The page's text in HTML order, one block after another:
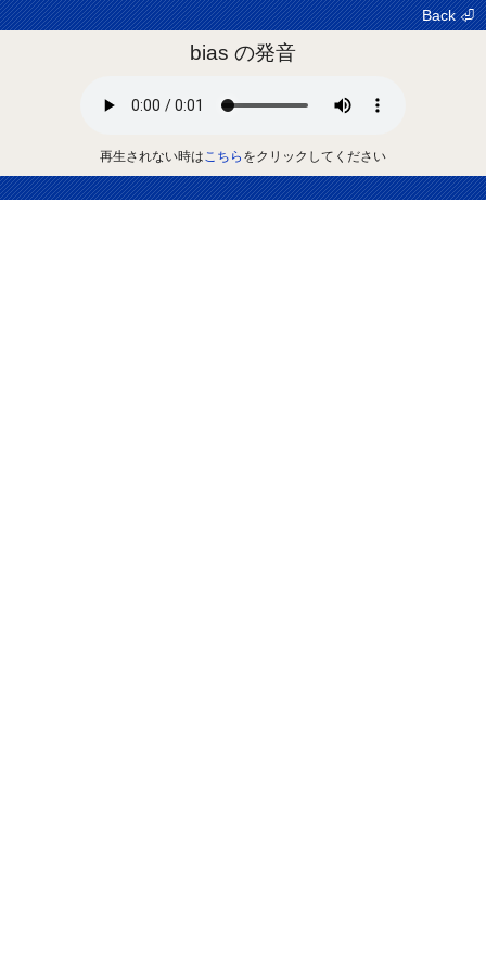
Back ⏎
bias の発音
再生されない時はこちら をクリックしてください